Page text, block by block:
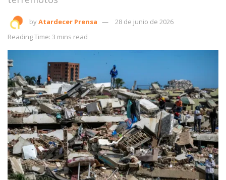
byAtardecer Prensa
28 de junio de 2026
Reading Time: 3 mins read